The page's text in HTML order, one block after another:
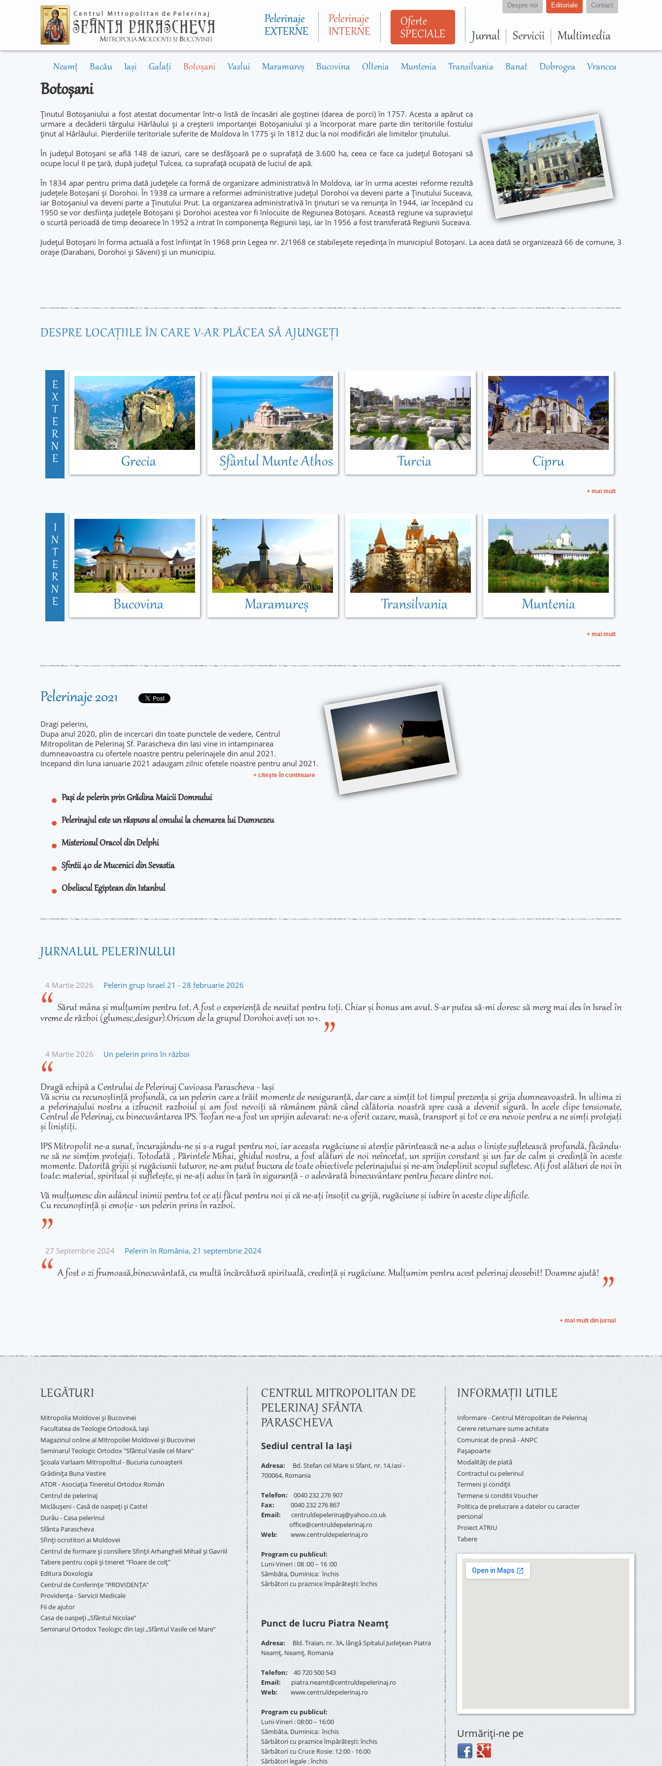
conţinutul
principal
Pelerinaje
EXTERNE
Pelerinaje
INTERNE
Oferte
SPECIALE
Despre noi Editoriale Contact
Jurnal Servicii Multimedia
Neamț Bacău Iași Galați Botoșani Vaslui Maramureș Bucovina Oltenia Muntenia Transilvania Banat Dobrogea Vrancea
Botoșani
Ținutul Botoșaniului a fost atestat documentar într-o listă de încasări ale goștinei (darea de porci) în 1757. Acesta a apărut ca
urmare a decăderii târgului Hârlăului și a creșterii importanței Botoșaniului și a încorporat mare parte din teritoriile fostului
ținut al Hârlăului. Pierderiile teritoriale suferite de Moldova în 1775 și în 1812 duc la noi modificări ale limitelor ținutului.
În județul Botoșani se află 148 de iazuri, care se desfășoară pe o suprafață de 3.600 ha, ceea ce face ca județul Botoșani să
ocupe locul II pe țară, după județul Tulcea, ca suprafață ocupată de luciul de apă.
În 1834 apar pentru prima dată județele ca formă de organizare administrativă în Moldova, iar în urma acestei reforme rezultă
județele Botoșani și Dorohoi. În 1938 ca urmare a reformei administrative județul Dorohoi va deveni parte a Ținutului Suceava,
iar Botoșaniul va deveni parte a Ținutului Prut. La organizarea administrativă în ținuturi se va renunța în 1944, iar începând cu
1950 se vor desființa județele Botoșani și Dorohoi acestea vor fi înlocuite de Regiunea Botoșani. Această regiune va supraviețui
o scurtă perioadă de timp deoarece în 1952 a intrat în componența Regiunii Iași, iar în 1956 a fost transferată Regiunii Suceava.
Județul Botoșani în forma actuală a fost înființat în 1968 prin Legea nr. 2/1968 ce stabileșete reședința în municipiul Botoșani. La acea dată se organizează 66 de comune, 3
orașe (Darabani, Dorohoi și Săveni) și un municipiu.
DESPRE LOCAŢIILE ÎN CARE V-AR PLĂCEA SĂ AJUNGEŢI
E
X
T
E
R
N
E
Grecia Sfântul Munte Athos Turcia Cipru
+ mai mult
I
N
T
E
R
N
E
Bucovina Maramureș Transilvania Muntenia
+ mai mult
Pelerinaje 2021
Dragi pelerini,
Dupa anul 2020, plin de incercari din toate punctele de vedere, Centrul
Mitropolitan de Pelerinaj Sf. Parascheva din Iasi vine in intampinarea
dumneavoastra cu ofertele noastre pentru pelerinajele din anul 2021.
Incepand din luna ianuarie 2021 adaugam zilnic ofetele noastre pentru anul 2021.
+ citeşte în continuare
Pași de pelerin prin Grădina Maicii Domnului
Pelerinajul este un răspuns al omului la chemarea lui Dumnezeu
Misteriosul Oracol din Delphi
Sfintii 40 de Mucenici din Sevastia
Obeliscul Egiptean din Istanbul
JURNALUL PELERINULUI
4 Martie 2026 Pelerin grup Israel 21 - 28 februarie 2026
Sărut mâna și mulțumim pentru tot. A fost o experiență de neuitat pentru toți. Chiar și bonus am avut. S-ar putea să-mi doresc să merg mai des în Israel în
vreme de război (glumesc,desigur).Oricum de la grupul Dorohoi aveți un 10+.
4 Martie 2026 Un pelerin prins în război
Dragă echipă a Centrului de Pelerinaj Cuvioasa Parascheva - Iași
Vă scriu cu recunoștință profundă, ca un pelerin care a trăit momente de nesiguranță, dar care a simțit tot timpul prezența și grija dumneavoastră. În ultima zi
a pelerinajului nostru a izbucnit razboiul și am fost nevoiți să rămânem până când călătoria noastră spre casă a devenit sigură. În acele clipe tensionate,
Centrul de Pelerinaj, cu binecuvântarea IPS. Teofan ne-a fost un sprijin adevarat: ne-a oferit cazare, masă, transport și tot ce era nevoie pentru a ne simți protejați
și liniștiți.
IPS Mitropolit ne-a sunat, încurajându-ne și s-a rugat pentru noi, iar aceasta rugăciune si atenție părintească ne-a adus o liniște sufletească profundă, făcându-
ne să ne simțim protejați. Totodată , Părintele Mihai, ghidul nostru, a fost alături de noi neîncetat, un sprijin constant și un far de calm și credință în aceste
momente. Datorită grijii și rugăciunii tuturor, ne-am putut bucura de toate obiectivele pelerinajului și ne-am îndeplinit scopul sufletesc. Ați fost alături de noi în
toate: material, spiritual și sufletește, și ne-ați adus în țară în siguranță - o adevărată binecuvântare pentru fiecare dintre noi.
Vă mulțumesc din adâncul inimii pentru tot ce ați făcut pentru noi și că ne-ați însoțit cu grijă, rugăciune și iubire în aceste clipe dificile.
Cu recunoștință și emoție - un pelerin prins în razboi.
27 Septembrie 2024 Pelerin în România, 21 septembrie 2024
A fost o zi frumoasă,binecuvântată, cu multă încărcătură spirituală, credință și rugăciune. Mulțumim pentru acest pelerinaj deosebit! Doamne ajută!
+ mai mult din jurnal
LEGĂTURI
Mitropolia Moldovei și Bucovinei
Facultatea de Teologie Ortodoxă, Iaşi
Magazinul online al Mitropoliei Moldovei și Bucovinei
Seminarul Teologic Ortodox "Sfântul Vasile cel Mare"
Şcoala Varlaam Mitropolitul - Bucuria cunoaşterii
Grădinița Buna Vestire
ATOR - Asociaţia Tineretul Ortodox Român
Centrul de pelerinaj
Miclăușeni - Casă de oaspeţi şi Castel
Durău - Casa pelerinul
Sfânta Parascheva
Sfinți ocrotitori ai Moldovei
Centrul de formare și consiliere Sfinții Arhangheli Mihail și Gavriil
Tabere pentru copii şi tineret "Floare de colţ"
Editura Doxologia
Centrul de Conferinţe "PROVIDENŢA"
Providenţa - Servicii Medicale
Fii de ajutor
Casa de oaspeți „Sfântul Nicolae”
Seminarul Ortodox Teologic din Iași „Sfântul Vasile cel Mare”
CENTRUL MITROPOLITAN DE
PELERINAJ SFÂNTA
PARASCHEVA
Sediul central la Iași
Adresa: Bd. Stefan cel Mare si Sfant, nr. 14,Iasi -
700064, Romania
Telefon:0040 232 276 907
Fax: 0040 232 276 867
Email:
centruldepelerinaj@yahoo.co.uk
office@centruldepelerinaj.ro
Web:
www.centruldepelerinaj.ro
Program cu publicul:
Luni-Vineri : 08 :00 – 16 :00
Sâmbăta, Duminica: închis
Sărbători cu praznice împărătești: închis
Punct de lucru Piatra Neamț
Adresa: Bld. Traian, nr. 3A, lângă Spitalul Județean Piatra
Neamț, Neamț, Romania
Telefon: 40 720 500 543
Email:
piatra.neamt@centruldepelerinaj.ro
Web:
www.centruldepelerinaj.ro
Program cu publicul:
Luni-Vineri : 08:00 – 16:00
Sâmbăta, Duminica: închis
Sărbători cu praznice împărătești: închis
Sărbători cu Cruce Rosie: 12:00 - 16:00
Sărbători legale : închis
INFORMAŢII UTILE
Informare - Centrul Mitropolitan de Pelerinaj
Cerere returnare sume achitate
Comunicat de presă - ANPC
Pașapoarte
Modalități de plată
Contractul cu pelerinul
Termeni și condiții
Termene si conditii Voucher
Politica de prelucrare a datelor cu caracter
personal
Proiect ATRIU
Tabere
Urmăriţi-ne pe